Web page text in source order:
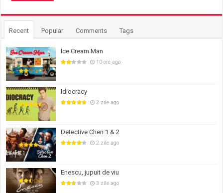
Recent Popular Comments Tags
Ice Cream Man
10 ore ago
Idiocracy
2 zile ago
Detective Chen 1 & 2
2 zile ago
Enescu, jupuit de viu
3 zile ago